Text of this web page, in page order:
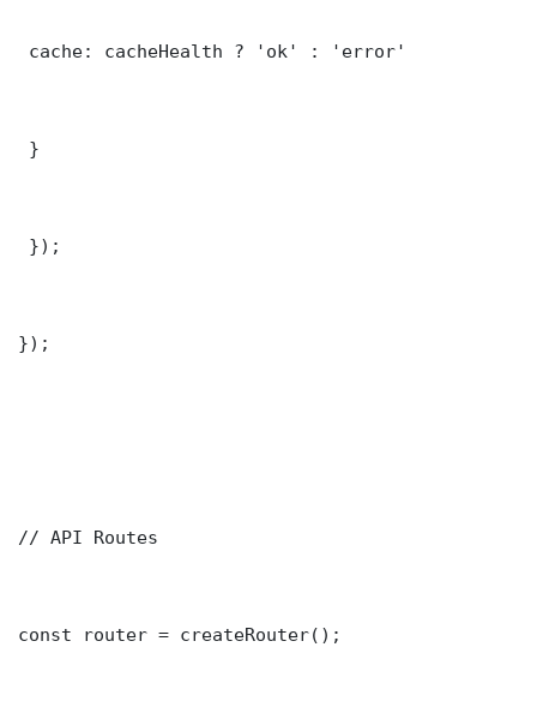
cache: cacheHealth ? 'ok' : 'error'
}
});
});
// API Routes
const router = createRouter();